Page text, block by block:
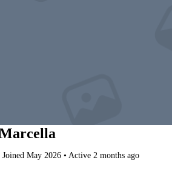
Joined May 2026 • Active 2 months ago